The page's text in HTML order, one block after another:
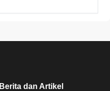
Berita dan Artikel